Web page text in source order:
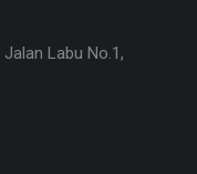
Labu No.1,